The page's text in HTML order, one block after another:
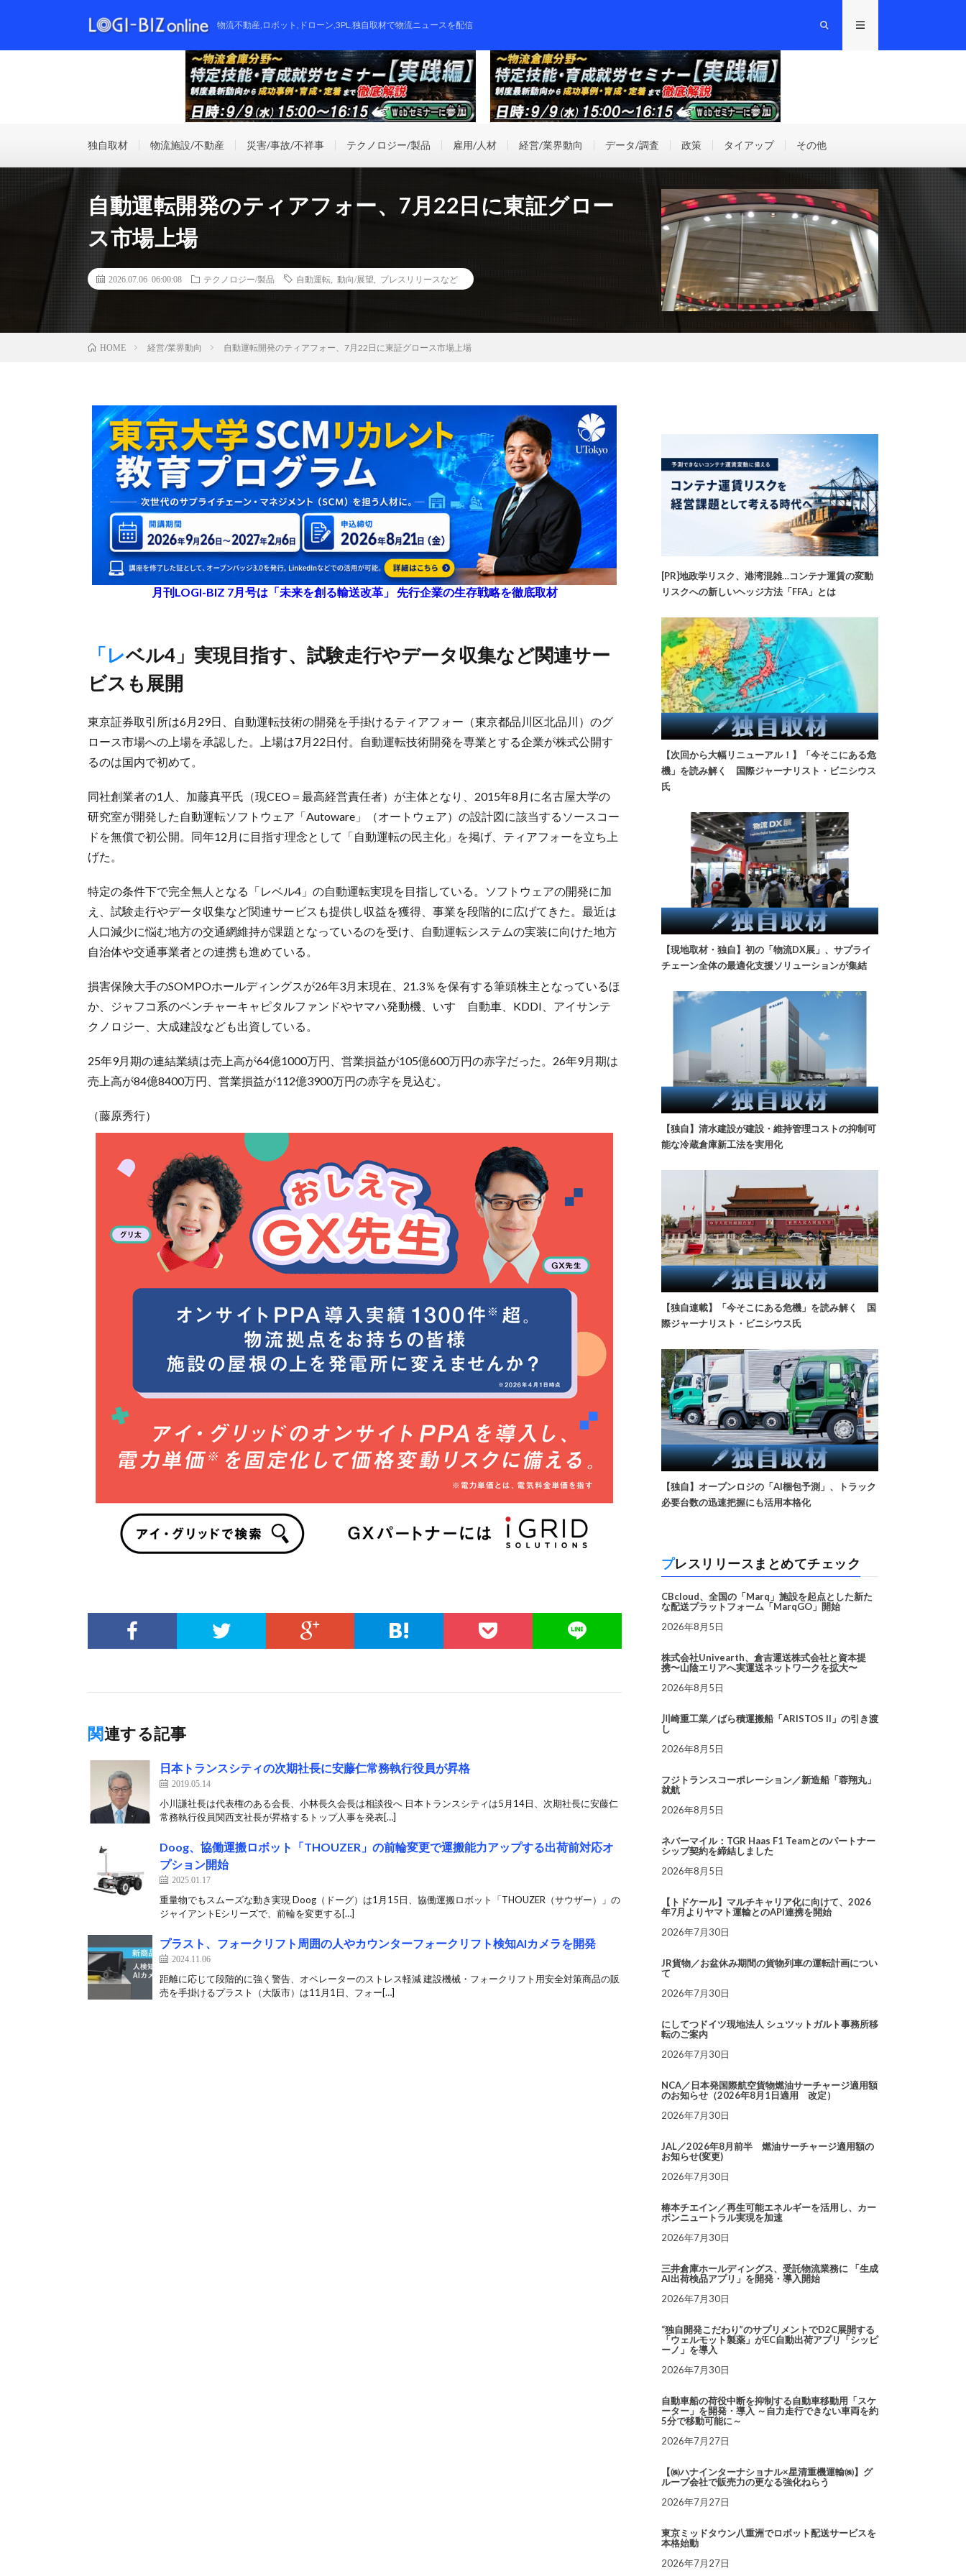
物流不動産,ロボット,ドローン,3PL,独自取材で物流ニュースを配信
独自取材 物流施設/不動産 災害/事故/不祥事 テクノロジー/製品 雇用/人材 経営/業界動向 データ/調査 政策 タイアップ その他
自動運転開発のティアフォー、7月22日に東証グロー
ス市場上場
2026.07.06 06:00:08 テクノロジー/製品 自動運転 動向/展望 プレスリリースなど
HOME 経営/業界動向 自動運転開発のティアフォー、7月22日に東証グロース市場上場
月刊LOGI-BIZ 7月号は「未来を創る輸送改革」 先行企業の生存戦略を徹底取材
「レベル4」実現目指す、試験走行やデータ収集など関連サー
ビスも展開
東京証券取引所は6月29日、自動運転技術の開発を手掛けるティアフォー（東京都品川区北品川）のグ
ロース市場への上場を承認した。上場は7月22日付。自動運転技術開発を専業とする企業が株式公開す
るのは国内で初めて。
同社創業者の1人、加藤真平氏（現CEO＝最高経営責任者）が主体となり、2015年8月に名古屋大学の
研究室が開発した自動運転ソフトウェア「Autoware」（オートウェア）の設計図に該当するソースコー
ドを無償で初公開。同年12月に目指す理念として「自動運転の民主化」を掲げ、ティアフォーを立ち上
げた。
特定の条件下で完全無人となる「レベル4」の自動運転実現を目指している。ソフトウェアの開発に加
え、試験走行やデータ収集など関連サービスも提供し収益を獲得、事業を段階的に広げてきた。最近は
人口減少に悩む地方の交通網維持が課題となっているのを受け、自動運転システムの実装に向けた地方
自治体や交通事業者との連携も進めている。
損害保険大手のSOMPOホールディングスが26年3月末現在、21.3％を保有する筆頭株主となっているほ
か、ジャフコ系のベンチャーキャピタルファンドやヤマハ発動機、いすゞ自動車、KDDI、アイサンテ
クノロジー、大成建設なども出資している。
25年9月期の連結業績は売上高が64億1000万円、営業損益が105億600万円の赤字だった。26年9月期は
売上高が84億8400万円、営業損益が112億3900万円の赤字を見込む。
（藤原秀行）
関連する記事
日本トランスシティの次期社長に安藤仁常務執行役員が昇格
2019.05.14
小川謙社長は代表権のある会長、小林長久会長は相談役へ 日本トランスシティは5月14日、次期社長に安藤仁
常務執行役員関西支社長が昇格するトップ人事を発表[…]
Doog、協働運搬ロボット「THOUZER」の前輪変更で運搬能力アップする出荷前対応オ
プション開始
2025.01.17
重量物でもスムーズな動き実現 Doog（ドーグ）は1月15日、協働運搬ロボット「THOUZER（サウザー）」の
ジャイアントEシリーズで、前輪を変更する[…]
プラスト、フォークリフト周囲の人やカウンターフォークリフト検知AIカメラを開発
2024.11.06
距離に応じて段階的に強く警告、オペレーターのストレス軽減 建設機械・フォークリフト用安全対策商品の販
売を手掛けるプラスト（大阪市）は11月1日、フォー[…]
[PR]地政学リスク、港湾混雑…コンテナ運賃の変動
リスクへの新しいヘッジ方法「FFA」とは
【次回から大幅リニューアル！】「今そこにある危
機」を読み解く 国際ジャーナリスト・ビニシウス
氏
【現地取材・独自】初の「物流DX展」、サプライ
チェーン全体の最適化支援ソリューションが集結
【独自】清水建設が建設・維持管理コストの抑制可
能な冷蔵倉庫新工法を実用化
【独自連載】「今そこにある危機」を読み解く 国
際ジャーナリスト・ビニシウス氏
【独自】オープンロジの「AI梱包予測」、トラック
必要台数の迅速把握にも活用本格化
プレスリリースまとめてチェック
CBcloud、全国の「Marq」施設を起点とした新た
な配送プラットフォーム「MarqGO」開始
2026年8月5日
株式会社Univearth、倉吉運送株式会社と資本提
携〜山陰エリアへ実運送ネットワークを拡大〜
2026年8月5日
川崎重工業／ばら積運搬船「ARISTOS II」の引き渡
し
2026年8月5日
フジトランスコーポレーション／新造船「蓉翔丸」
就航
2026年8月5日
ネバーマイル：TGR Haas F1 Teamとのパートナー
シップ契約を締結しました
2026年8月5日
【トドケール】マルチキャリア化に向けて、2026
年7月よりヤマト運輸とのAPI連携を開始
2026年7月30日
JR貨物／お盆休み期間の貨物列車の運転計画につい
て
2026年7月30日
にしてつドイツ現地法人 シュツットガルト事務所移
転のご案内
2026年7月30日
NCA／日本発国際航空貨物燃油サーチャージ適用額
のお知らせ（2026年8月1日適用 改定）
2026年7月30日
JAL／2026年8月前半 燃油サーチャージ適用額の
お知らせ(変更)
2026年7月30日
椿本チエイン／再生可能エネルギーを活用し、カー
ボンニュートラル実現を加速
2026年7月30日
三井倉庫ホールディングス、受託物流業務に 「生成
AI出荷検品アプリ」を開発・導入開始
2026年7月30日
“独自開発こだわり”のサプリメントでD2C展開する
「ウェルモット製薬」がEC自動出荷アプリ「シッピ
ーノ」を導入
2026年7月30日
自動車船の荷役中断を抑制する自動車移動用「スケ
ーター」を開発・導入 ～自力走行できない車両を約
5分で移動可能に～
2026年7月27日
【㈱ハナインターナショナル×星清重機運輸㈱】グ
ループ会社で販売力の更なる強化ねらう
2026年7月27日
東京ミッドタウン八重洲でロボット配送サービスを
本格始動
2026年7月27日